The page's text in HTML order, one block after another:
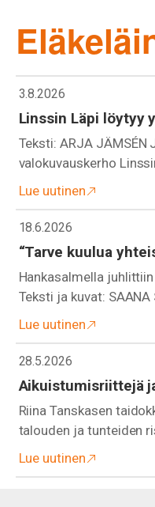
3.8.2026
Linssin Läpi löytyy
Teksti: ARJA JÄMSÉN
valokuvauskerho
Lue uutinen
18.6.2026
“Tarve kuulua
Hankasalmella
Teksti ja kuvat: SAANA
Lue uutinen
28.5.2026
Aikuistumisriittejä
Riina Tanskasen
talouden ja tunteiden
Lue uutinen